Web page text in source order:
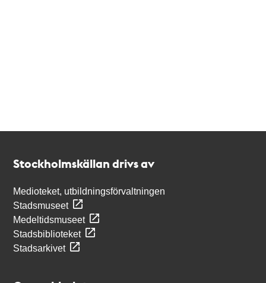
Stockholmskällan drivs av
Medioteket, utbildningsförvaltningen
Stadsmuseet
Medeltidsmuseet
Stadsbiblioteket
Stadsarkivet